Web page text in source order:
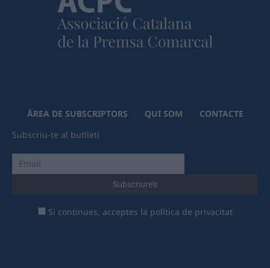
ÀREA DE SUBSCRIPTORS QUI SOM
CONTACTE
Subscriu-te al butlletí
Si continues, acceptes la política de privacitat